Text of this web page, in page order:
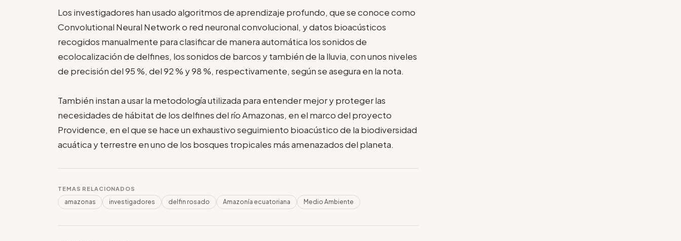
Los investigadores han usado algoritmos de aprendizaje profundo, que se conoce como
Convolutional Neural Network o red neuronal convolucional, y datos bioacústicos
recogidos manualmente para clasificar de manera automática los sonidos de
ecolocalización de delfines, los sonidos de barcos y también de la lluvia, con unos niveles
de precisión del 95 %, del 92 % y 98 %, respectivamente, según se asegura en la nota.
También instan a usar la metodología utilizada para entender mejor y proteger las
necesidades de hábitat de los delfines del río Amazonas, en el marco del proyecto
Providence, en el que se hace un exhaustivo seguimiento bioacústico de la biodiversidad
acuática y terrestre en uno de los bosques tropicales más amenazados del planeta.
TEMAS RELACIONADOS
amazonas investigadores delfin rosado Amazonía ecuatoriana Medio Ambiente